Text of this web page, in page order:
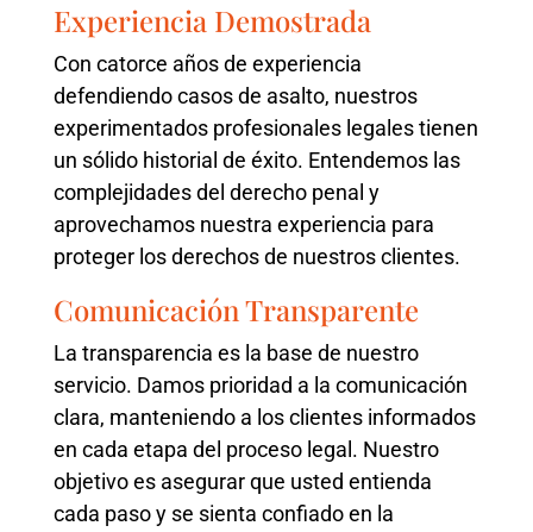
Experiencia Demostrada
Con catorce años de experiencia
defendiendo casos de asalto, nuestros
experimentados profesionales legales tienen
un sólido historial de éxito. Entendemos las
complejidades del derecho penal y
aprovechamos nuestra experiencia para
proteger los derechos de nuestros clientes.
Comunicación Transparente
La transparencia es la base de nuestro
servicio. Damos prioridad a la comunicación
clara, manteniendo a los clientes informados
en cada etapa del proceso legal. Nuestro
objetivo es asegurar que usted entienda
cada paso y se sienta confiado en la